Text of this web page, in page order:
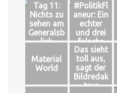
Tag 11:
Nichts zu
sehen am
Generalsb
lick
#PolitikFl
aneur: Ein
echter
und drei
falsche
Könige
Material
World
Das sieht
toll aus,
sagt der
Bildredak
teur